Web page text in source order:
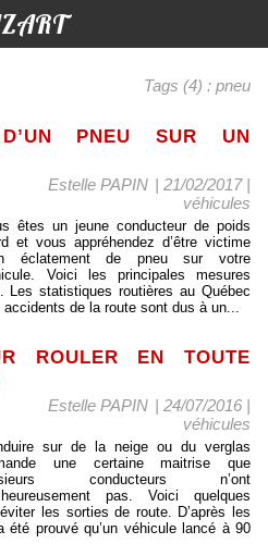
Tags (4) : pneu
D’UN PNEU SUR UN
Estelle PAPIN | 21/02/2017|
véhicules
êtes un jeune conducteur de poids
et vous appréhendez d’être victime
éclatement de pneu sur votre
Voici les principales mesures
statistiques routières au Québec
de la route sont dus à un...
ROULER EN TOUTE
Estelle PAPIN | 24/07/2016 |
véhicules
sur de la neige ou du verglas
une certaine maitrise que
conducteurs n’ont
pas. Voici quelques
les sorties de route. D’après les
prouvé qu’un véhicule lancé à 90